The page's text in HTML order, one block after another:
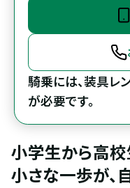
騎乗には、装具レ
が必要です。
小学生から高
小さな一歩が、